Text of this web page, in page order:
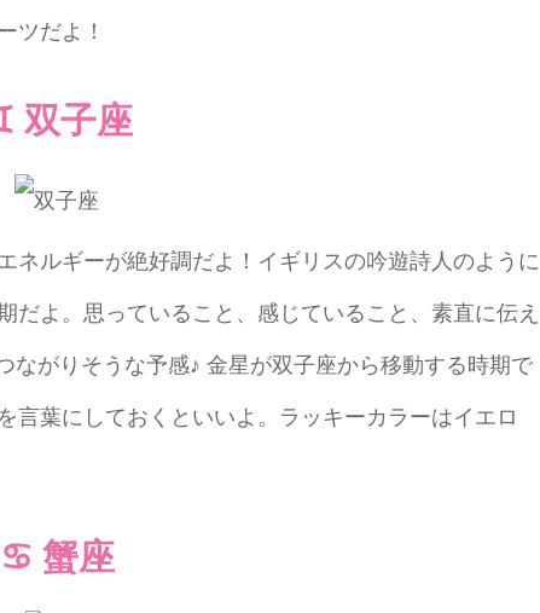
ツだよ！
双子座
ネルギーが絶好調だよ！イギリスの吟遊詩人のように
よ。思っていること、感じていること、素直に伝え
ながりそうな予感♪ 金星が双子座から移動する時期で
言葉にしておくといいよ。ラッキーカラーはイエロ
♋ 蟹座